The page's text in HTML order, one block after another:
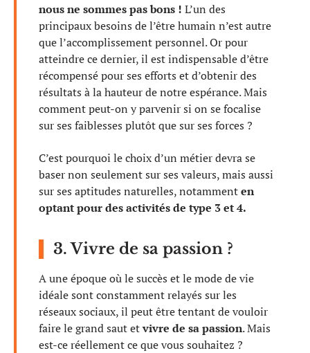
nous ne sommes pas bons ! L’un des
principaux besoins de l’être humain n’est autre
que l’accomplissement personnel. Or pour
atteindre ce dernier, il est indispensable d’être
récompensé pour ses efforts et d’obtenir des
résultats à la hauteur de notre espérance. Mais
comment peut-on y parvenir si on se focalise
sur ses faiblesses plutôt que sur ses forces ?
C’est pourquoi le choix d’un métier devra se
baser non seulement sur ses valeurs, mais aussi
sur ses aptitudes naturelles, notammenten
optant pour des activités de type 3 et 4.
3. Vivre de sa passion ?
A une époque où le succès et le mode de vie
idéale sont constamment relayés sur les
réseaux sociaux, il peut être tentant de vouloir
faire le grand saut etvivre de sa passion. Mais
est-ce réellement ce que vous souhaitez ?